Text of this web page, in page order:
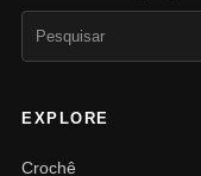
EXPLORE
Crochê